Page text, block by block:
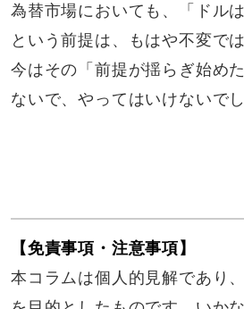
為替市場においても、「ドル
という前提は、もはや不変で
今はその「前提が揺らぎ始め
ないで、やってはいけないで
【免責事項・注意事項】
本コラムは個人的見解であり